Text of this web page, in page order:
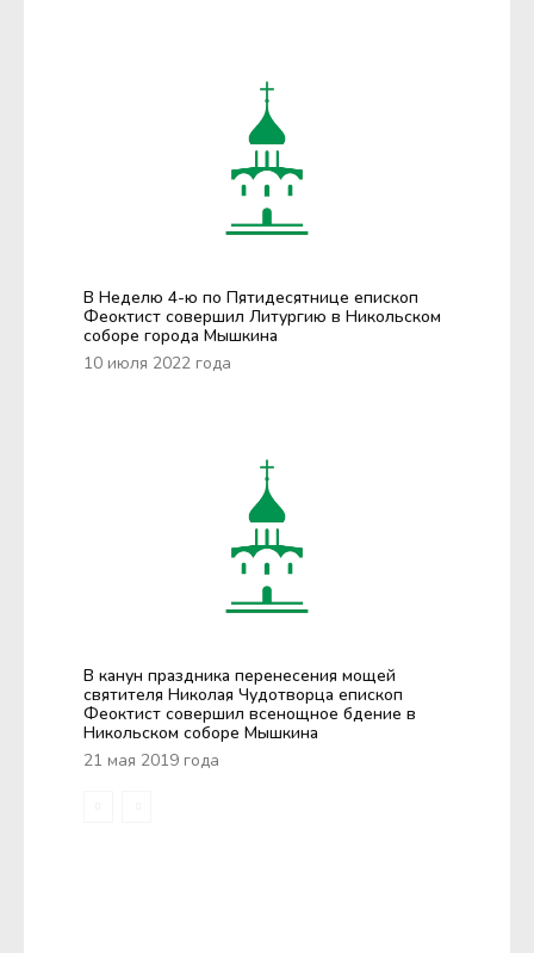
В Неделю 4-ю по Пятидесятнице епископ
Феоктист совершил Литургию в Никольском
соборе города Мышкина
10 июля 2022 года
В канун праздника перенесения мощей
святителя Николая Чудотворца епископ
Феоктист совершил всенощное бдение в
Никольском соборе Мышкина
21 мая 2019 года